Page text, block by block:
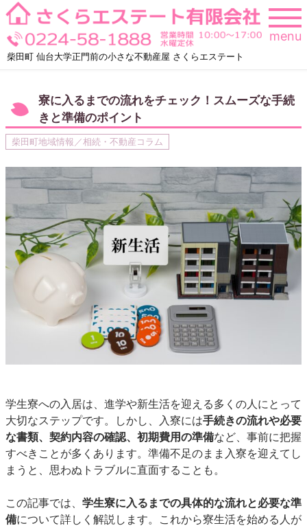
Skip
to
content
柴田町 仙台大学正門前の小さな不動産屋 さくらエステート
menu
寮に入るまでの流れをチェック！スムーズな手続
きと準備のポイント
柴田町地域情報／相続・不動産コラム
学生寮への入居は、進学や新生活を迎える多くの人にとって
大切なステップです。しかし、入寮には手続きの流れや必要
な書類、契約内容の確認、初期費用の準備など、事前に把握
すべきことが多くあります。準備不足のまま入寮を迎えてし
まうと、思わぬトラブルに直面することも。
この記事では、 学生寮に入るまでの具体的な流れと必要な準
備について詳しく解説します。これから寮生活を始める人が